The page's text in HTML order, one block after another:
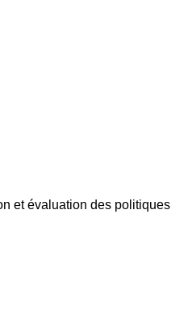
et évaluation des politiques